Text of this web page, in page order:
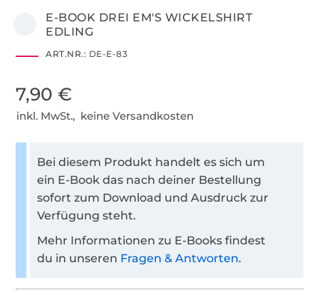
E-BOOK DREI EM'S WICKELSHIRT
EDLING
ART.NR.: DE-E-83
7,90 €
inkl. MwSt., keine Versandkosten
Bei diesem Produkt handelt es sich um
ein E-Book das nach deiner Bestellung
sofort zum Download und Ausdruck zur
Verfügung steht.
Mehr Informationen zu E-Books findest
du in unseren Fragen & Antworten.